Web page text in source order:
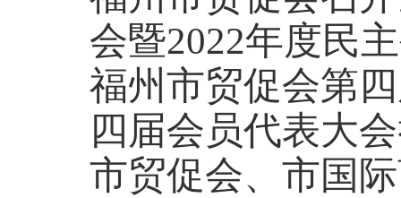
会暨2022年度民
福州市贸促会第
四届会员代表大
市贸促会、市国